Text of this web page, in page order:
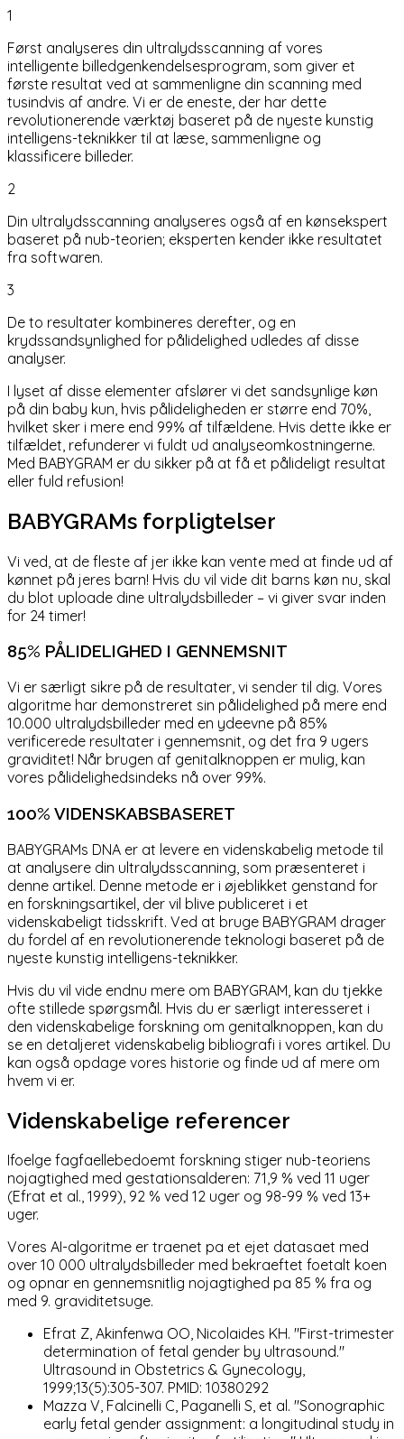
1
Først analyseres din ultralydsscanning af vores
intelligente billedgenkendelsesprogram, som giver et
første resultat ved at sammenligne din scanning med
tusindvis af andre. Vi er de eneste, der har dette
revolutionerende værktøj baseret på de nyeste kunstig
intelligens-teknikker til at læse, sammenligne og
klassificere billeder.
2
Din ultralydsscanning analyseres også af en kønsekspert
baseret på nub-teorien; eksperten kender ikke resultatet
fra softwaren.
3
De to resultater kombineres derefter, og en
krydssandsynlighed for pålidelighed udledes af disse
analyser.
I lyset af disse elementer afslører vi det sandsynlige køn
på din baby kun, hvis pålideligheden er større end 70%,
hvilket sker i mere end 99% af tilfældene. Hvis dette ikke er
tilfældet, refunderer vi fuldt ud analyseomkostningerne.
Med BABYGRAM er du sikker på at få et pålideligt resultat
eller fuld refusion!
BABYGRAMs forpligtelser
Vi ved, at de fleste af jer ikke kan vente med at finde ud af
kønnet på jeres barn! Hvis du vil vide dit barns køn nu, skal
du blot uploade dine ultralydsbilleder – vi giver svar inden
for 24 timer!
85% PÅLIDELIGHED I GENNEMSNIT
Vi er særligt sikre på de resultater, vi sender til dig. Vores
algoritme har demonstreret sin pålidelighed på mere end
10.000 ultralydsbilleder med en ydeevne på 85%
verificerede resultater i gennemsnit, og det fra 9 ugers
graviditet! Når brugen af genitalknoppen er mulig, kan
vores pålidelighedsindeks nå over 99%.
100% VIDENSKABSBASERET
BABYGRAMs DNA er at levere en videnskabelig metode til
at analysere din ultralydsscanning, som præsenteret i
denne artikel. Denne metode er i øjeblikket genstand for
en forskningsartikel, der vil blive publiceret i et
videnskabeligt tidsskrift. Ved at bruge BABYGRAM drager
du fordel af en revolutionerende teknologi baseret på de
nyeste kunstig intelligens-teknikker.
Hvis du vil vide endnu mere om BABYGRAM, kan du tjekke
ofte stillede spørgsmål. Hvis du er særligt interesseret i
den videnskabelige forskning om genitalknoppen, kan du
se en detaljeret videnskabelig bibliografi i vores artikel. Du
kan også opdage vores historie og finde ud af mere om
hvem vi er.
Videnskabelige referencer
Ifoelge fagfaellebedoemt forskning stiger nub-teoriens
nojagtighed med gestationsalderen: 71,9 % ved 11 uger
(Efrat et al., 1999), 92 % ved 12 uger og 98-99 % ved 13+
uger.
Vores AI-algoritme er traenet pa et ejet datasaet med
over 10 000 ultralydsbilleder med bekraeftet foetalt koen
og opnar en gennemsnitlig nojagtighed pa 85 % fra og
med 9. graviditetsuge.
Efrat Z, Akinfenwa OO, Nicolaides KH. "First-trimester
determination of fetal gender by ultrasound."
Ultrasound in Obstetrics & Gynecology,
1999;13(5):305-307. PMID: 10380292
Mazza V, Falcinelli C, Paganelli S, et al. "Sonographic
early fetal gender assignment: a longitudinal study in